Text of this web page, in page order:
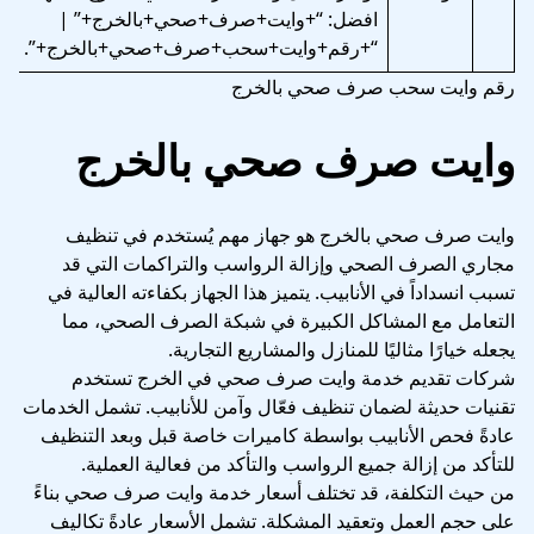
افضل: “+وايت+صرف+صحي+بالخرج+” |
“+رقم+وايت+سحب+صرف+صحي+بالخرج+”.
رقم وايت سحب صرف صحي بالخرج
وايت صرف صحي بالخرج
وايت صرف صحي بالخرج هو جهاز مهم يُستخدم في تنظيف
مجاري الصرف الصحي وإزالة الرواسب والتراكمات التي قد
تسبب انسداداً في الأنابيب. يتميز هذا الجهاز بكفاءته العالية في
التعامل مع المشاكل الكبيرة في شبكة الصرف الصحي، مما
يجعله خيارًا مثاليًا للمنازل والمشاريع التجارية.
شركات تقديم خدمة وايت صرف صحي في الخرج تستخدم
تقنيات حديثة لضمان تنظيف فعّال وآمن للأنابيب. تشمل الخدمات
عادةً فحص الأنابيب بواسطة كاميرات خاصة قبل وبعد التنظيف
للتأكد من إزالة جميع الرواسب والتأكد من فعالية العملية.
من حيث التكلفة، قد تختلف أسعار خدمة وايت صرف صحي بناءً
على حجم العمل وتعقيد المشكلة. تشمل الأسعار عادةً تكاليف